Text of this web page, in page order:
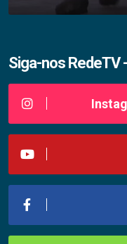
Siga-nos RedeTV